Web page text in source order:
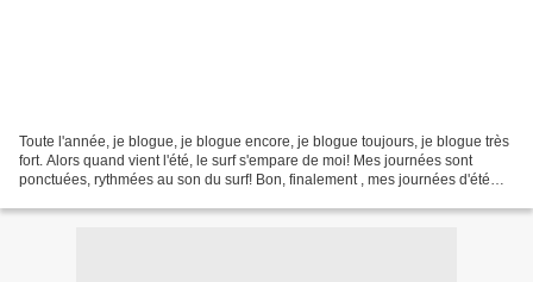
Toute l'année, je blogue, je blogue encore, je blogue toujours, je blogue très
fort. Alors quand vient l'été, le surf s'empare de moi! Mes journées sont
ponctuées, rythmées au son du surf! Bon, finalement , mes journées d'été